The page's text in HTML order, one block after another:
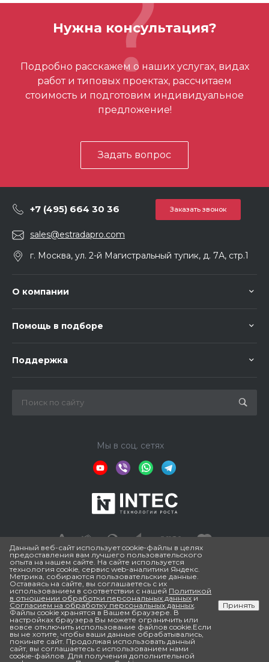
Главная Кабинет Корзина Избранные
Нужна консультация?
Подробно расскажем о наших услугах, видах
работ и типовых проектах, рассчитаем
стоимость и подготовим индивидуальное
предложение!
Задать вопрос
+7 (495) 664 30 36 Заказать звонок
sales@estradapro.com
г. Москва, ул. 2-й Магистральный тупик, д. 7А, стр.1
О компании
Помощь в подборе
Поддержка
Мы в соц. сетях
© 2026 ESTRADA PRO, Зарегистрированный товарный знак.
Все права защищены. Информация, размещенная на
нашем сайте, а именно цена товара, комплектация и
технические характеристики товаров, носит
информационный характер и не является публичной
офертой, (в связи с этим может изменяться без
предупреждения) определяемой положениями Статьи 437
(2) Гражданского кодекса РФ
Данный веб-сайт использует cookie-файлы в целях
предоставления вам лучшего пользовательского
опыта на нашем сайте. На сайте используется
технология cookie, сервис web-аналитики Яндекс.
Метрика, собираются пользовательские данные.
Оставаясь на сайте, вы соглашаетесь с их
использованием в соответствии с нашей Политикой
в отношении обработки персональных данных и
Согласием на обработку персональных данных.
Файлы cookie хранятся в Вашем браузере. В
настройках браузера Вы можете ограничить или
вовсе отключить использование файлов cookie.Если
вы не хотите, чтобы ваши данные обрабатывались,
покиньте сайт. Продолжая использовать данный
сайт, вы соглашаетесь с использованием нами
cookie-файлов. Для получения дополнительной
Принять